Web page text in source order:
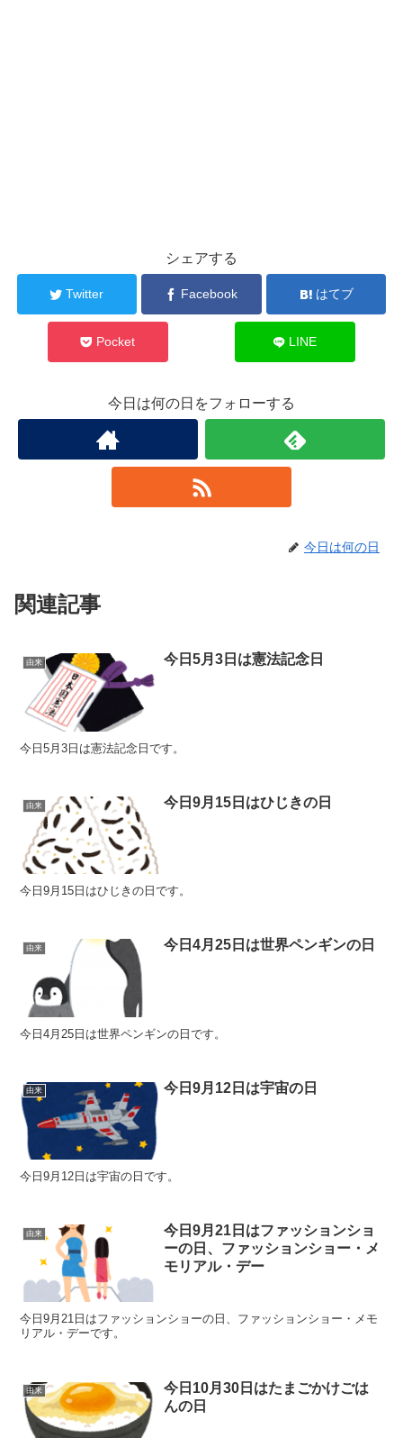
シェアする
Twitter Facebook はてブ
Pocket LINE
今日は何の日をフォローする
今日は何の日
関連記事
由来 今日5月3日は憲法記念日
今日5月3日は憲法記念日です。
由来 今日9月15日はひじきの日
今日9月15日はひじきの日です。
由来 今日4月25日は世界ペンギンの日
今日4月25日は世界ペンギンの日です。
由来 今日9月12日は宇宙の日
今日9月12日は宇宙の日です。
由来
今日9月21日はファッションショ
ーの日、ファッションショー・メ
モリアル・デー
今日9月21日はファッションショーの日、ファッションショー・メモ
リアル・デーです。
由来
今日10月30日はたまごかけごは
んの日